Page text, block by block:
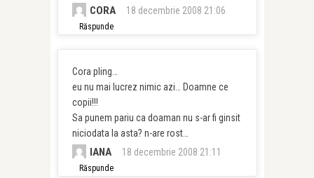
CORA 18 decembrie 2008 21:06
Răspunde
Cora pling…
eu nu mai lucrez nimic azi… Doamne ce
copii!!!
Sa punem pariu ca doaman nu s-ar fi ginsit
niciodata la asta? n-are rost…
IANA 18 decembrie 2008 21:11
Răspunde